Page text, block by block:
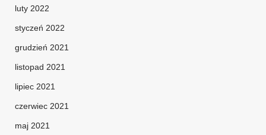
luty 2022
styczeń 2022
grudzień 2021
listopad 2021
lipiec 2021
czerwiec 2021
maj 2021